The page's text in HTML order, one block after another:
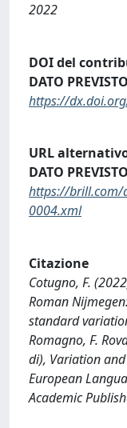
2022
DOI del
DATO
https://
URL
DATO
https://brill.com/
0004.xml
Citazione
Cotugno, F.
Roman
standard
Romagno, F.
di), Variation
European
Academic